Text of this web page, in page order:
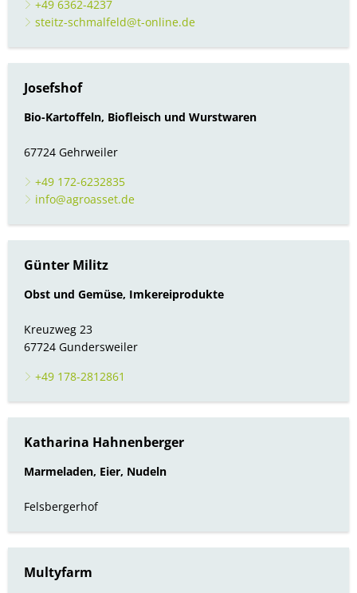
Bürgerbus
+49 6362-4237
steitz-schmalfeld@t-online.de
Josefshof
Bio-Kartoffeln, Biofleisch und Wurstwaren
67724 Gehrweiler
+49 172-6232835
info@agroasset.de
Günter Militz
Obst und Gemüse, Imkereiprodukte
Kreuzweg 23
67724 Gundersweiler
+49 178-2812861
Katharina Hahnenberger
Marmeladen, Eier, Nudeln
Felsbergerhof
Multyfarm